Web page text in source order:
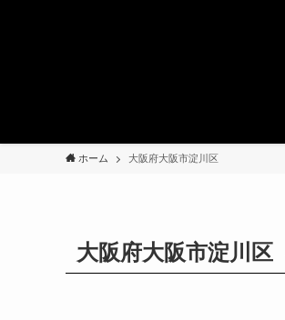
ホーム 大阪府大阪市淀川区
大阪府大阪市淀川区